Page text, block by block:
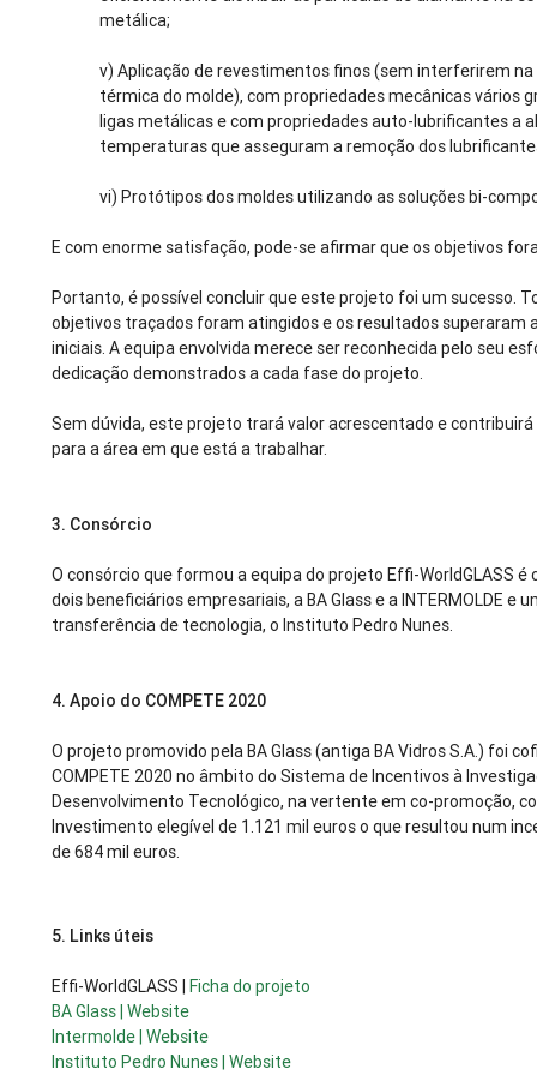
metálica;
v) Aplicação de revestimentos finos (sem interferirem
térmica do molde), com propriedades mecânicas vários
ligas metálicas e com propriedades auto-lubrificantes a
temperaturas que asseguram a remoção dos
vi) Protótipos dos moldes utilizando as soluções bi-
E com enorme satisfação, pode-se afirmar que os objetivos
Portanto, é possível concluir que este projeto foi um sucesso.
objetivos traçados foram atingidos e os resultados superaram
iniciais. A equipa envolvida merece ser reconhecida pelo seu
dedicação demonstrados a cada fase do projeto.
Sem dúvida, este projeto trará valor acrescentado e
para a área em que está a trabalhar.
3. Consórcio
O consórcio que formou a equipa do projeto Effi-WorldGLASS é
dois beneficiários empresariais, a BA Glass e a INTERMOLDE e
transferência de tecnologia, o Instituto Pedro Nunes.
4. Apoio do COMPETE 2020
O projeto promovido pela BA Glass (antiga BA Vidros S.A.) foi
COMPETE 2020 no âmbito do Sistema de Incentivos à
Desenvolvimento Tecnológico, na vertente em co-promoção,
Investimento elegível de 1.121 mil euros o que resultou num
de 684 mil euros.
5. Links úteis
Effi-WorldGLASS | Ficha do projeto
BA Glass | Website
Intermolde | Website
Instituto Pedro Nunes | Website